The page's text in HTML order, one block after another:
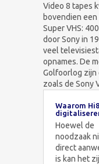
Video 8 tapes
bovendien
Super VHS:
door Sony in
veel
opnames. De
Golfoorlog zijn
zoals de Sony
Waarom
Hoewel de
noodzaak
direct
is kan het